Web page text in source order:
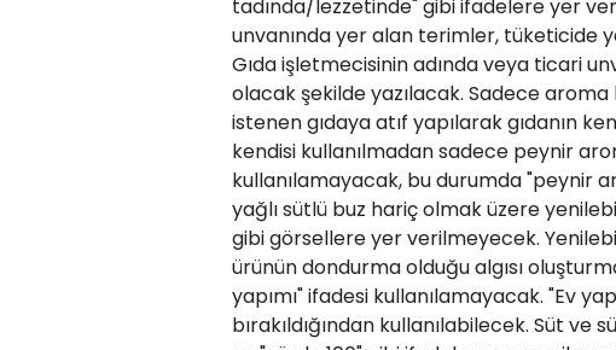
tadında/lezzetinde" gibi ifadelere yer
unvanında yer alan terimler, tüketicide
Gıda işletmecisinin adında veya ticari
olacak şekilde yazılacak. Sadece
istenen gıdaya atıf yapılarak gıdanın
kendisi kullanılmadan sadece peynir
kullanılamayacak, bu durumda "peynir
yağlı sütlü buz hariç olmak üzere
gibi görsellere yer verilmeyecek.
ürünün dondurma olduğu algısı
yapımı" ifadesi kullanılamayacak. "Ev
bırakıldığından kullanılabilecek. Süt